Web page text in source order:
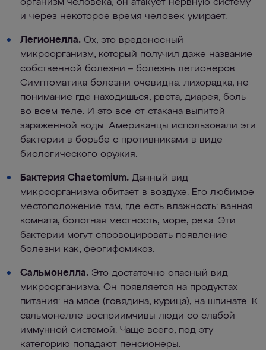
организм человека, он атакует нервную систему
и через некоторое время человек умирает.
Легионелла. Ох, это вредоносный
микроорганизм, который получил даже название
собственной болезни – болезнь легионеров.
Симптоматика болезни очевидна: лихорадка, не
понимание где находишься, рвота, диарея, боль
во всем теле. И это все от стакана выпитой
зараженной воды. Американцы использовали эти
бактерии в борьбе с противниками в виде
биологического оружия.
Бактерия Chaetomium. Данный вид
микроорганизма обитает в воздухе. Его любимое
местоположение там, где есть влажность: ванная
комната, болотная местность, море, река. Эти
бактерии могут спровоцировать появление
болезни как, феогифомикоз.
Сальмонелла. Это достаточно опасный вид
микроорганизма. Он появляется на продуктах
питания: на мясе (говядина, курица), на шпинате. К
сальмонелле восприимчивы люди со слабой
иммунной системой. Чаще всего, под эту
категорию попадают пенсионеры.